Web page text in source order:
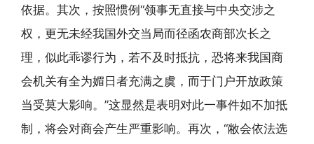
依据。其次，按照惯例“领事无直接与中央交涉之
权，更无未经我国外交当局而径函农商部次长之
理，似此乖谬行为，若不及时抵抗，恐将来我国商
会机关有全为媚日者充满之虞，而于门户开放政策
当受莫大影响。”这显然是表明对此一事件如不加抵
制，将会对商会产生严重影响。再次，“敝会依法选